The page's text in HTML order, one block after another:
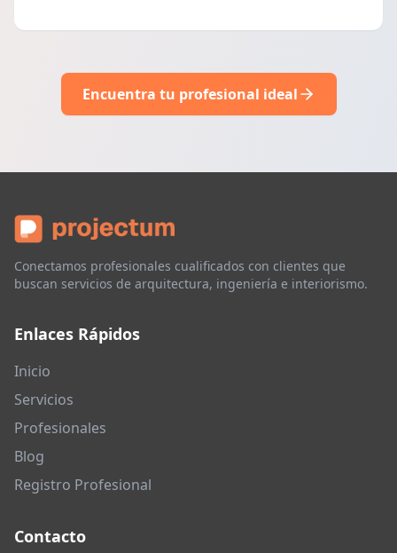
Encuentra tu profesional ideal
Conectamos profesionales cualificados con clientes que
buscan servicios de arquitectura, ingeniería e interiorismo.
Enlaces Rápidos
Inicio
Servicios
Profesionales
Blog
Registro Profesional
Contacto